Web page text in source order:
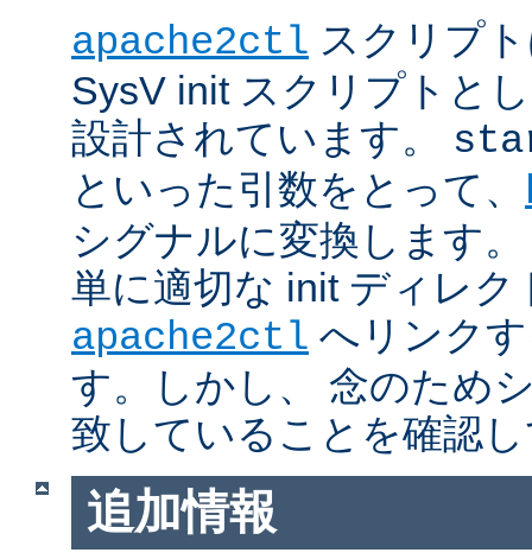
apache2ctl スクリプ
SysV init スクリプトと
設計されています。
といった引数をとって、
シグナルに変換します
単に適切な init ディレク
apache2ctl へリンク
す。しかし、 念のため
致していることを確認
追加情報